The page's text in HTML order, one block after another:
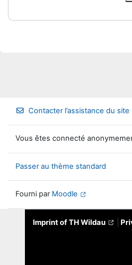
Contacter l’assistance du site
Vous êtes connecté
Passer au thème standard
Fourni par Moodle
Imprint of TH Wildau